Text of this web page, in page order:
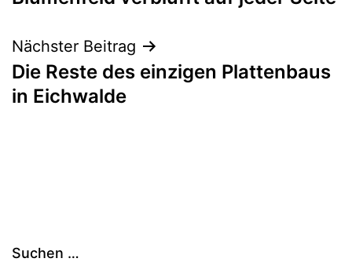
Nächster Beitrag
Die Reste des einzigen Plattenbaus
in Eichwalde
Suchen …